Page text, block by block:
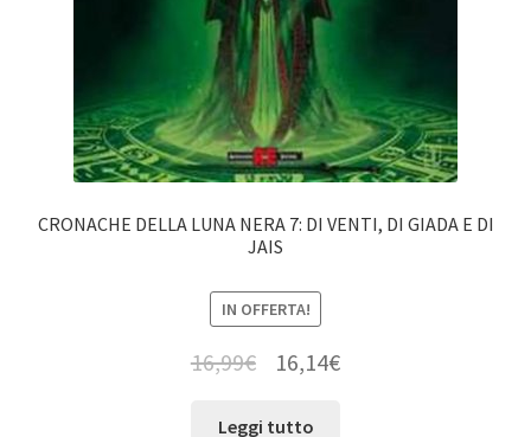
CRONACHE DELLA LUNA NERA 7: DI VENTI, DI GIADA E DI
JAIS
IN OFFERTA!
16,99€ 16,14€
Leggi tutto